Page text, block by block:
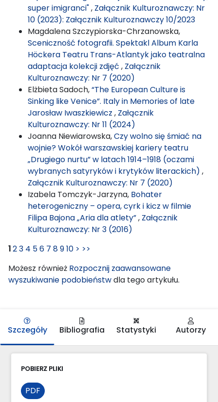
super imigranci", Załącznik Kulturoznawczy: Nr
10 (2023): Załącznik Kulturoznawczy 10/2023
Magdalena Szczypiorska-Chrzanowska,
Sceniczność fotografii. Spektakl Album Karla
Höckera Teatru Trans-Atlantyk jako teatralna
adaptacja kolekcji zdjęć , Załącznik
Kulturoznawczy: Nr 7 (2020)
Elżbieta Sadoch,“The European Culture is
Sinking like Venice”. Italy in Memories of late
Jarosław Iwaszkiewicz , Załącznik
Kulturoznawczy: Nr 11 (2024)
Joanna Niewiarowska,Czy wolno się śmiać na
wojnie? Wokół warszawskiej kariery teatru
„Drugiego nurtu” w latach 1914–1918 (oczami
wybranych satyryków i krytyków literackich) ,
Załącznik Kulturoznawczy: Nr 7 (2020)
Izabela Tomczyk-Jarzyna, Bohater
heterogeniczny – opera, cyrk i kicz w filmie
Filipa Bajona „Aria dla atlety”, Załącznik
Kulturoznawczy: Nr 3 (2016)
123 4 56 7 8910 > >>
Możesz również Rozpocznij zaawansowane
wyszukiwanie podobieństwdla tego artykułu.
Szczegóły Bibliografia Statystyki Autorzy
POBIERZ PLIKI
PDF